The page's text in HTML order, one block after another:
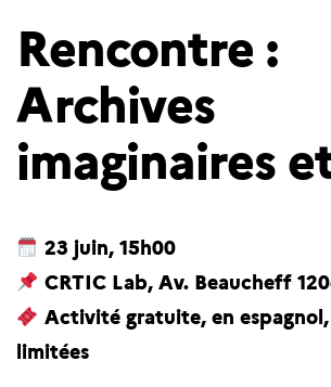
Rencontre :
Archives
imaginaires
23 juin, 15h00
CRTIC Lab, Av. Beaucheff
Activité gratuite, en
limitées